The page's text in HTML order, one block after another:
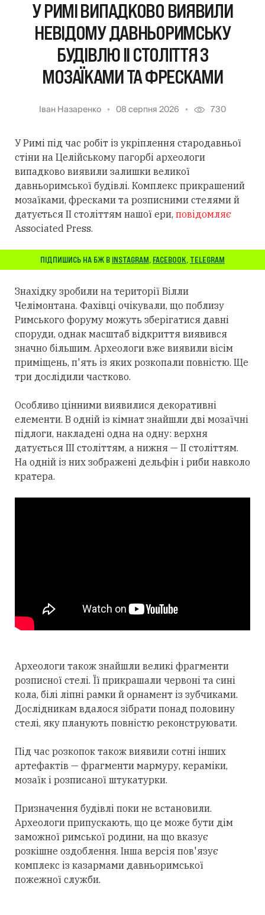
У РИМІ ВИПАДКОВО ВИЯВИЛИ
НЕВІДОМУ ДАВНЬОРИМСЬКУ
БУДІВЛЮ II СТОЛІТТЯ З
МОЗАЇКАМИ ТА ФРЕСКАМИ
Іван Назаренко 08 серпня 2026 730
У Римі під час робіт із укріплення стародавньої
стіни на Целійському пагорбі археологи
випадково виявили залишки великої
давньоримської будівлі. Комплекс прикрашений
мозаїками, фресками та розписними стелями й
датується II століттям нашої ери, повідомляє
Associated Press.
ПІДПИШИСЬ НА БЖ В INSTAGRAM, FACEBOOK, TELEGRAM
Знахідку зробили на території Вілли
Челімонтана. Фахівці очікували, що поблизу
Римського форуму можуть зберігатися давні
споруди, однак масштаб відкриття виявився
значно більшим. Археологи вже виявили вісім
приміщень, п'ять із яких розкопали повністю. Ще
три дослідили частково.
Особливо цінними виявилися декоративні
елементи. В одній із кімнат знайшли дві мозаїчні
підлоги, накладені одна на одну: верхня
датується III століттям, а нижня — II століттям.
На одній із них зображені дельфін і риби навколо
кратера.
Археологи також знайшли великі фрагменти
розписної стелі. Її прикрашали червоні та сині
кола, білі ліпні рамки й орнамент із зубчиками.
Дослідникам вдалося зібрати понад половину
стелі, яку планують повністю реконструювати.
Під час розкопок також виявили сотні інших
артефактів — фрагменти мармуру, кераміки,
мозаїк і розписаної штукатурки.
Призначення будівлі поки не встановили.
Археологи припускають, що це може бути дім
заможної римської родини, на що вказує
розкішне оздоблення. Інша версія пов'язує
комплекс із казармами давньоримської
пожежної служби.